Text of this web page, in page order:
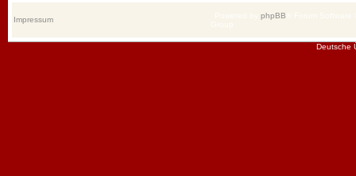
Impressum phpBB
Deutsche